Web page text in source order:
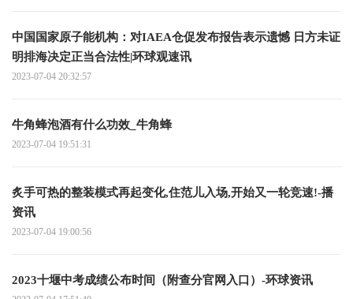
中国国家原子能机构：对IAEA仓促发布报告表示遗憾 日方未证
明排海决定正当合法性|环球观速讯
2023-07-04 20:32:57
牛角蜂泡酒有什么功效_牛角蜂
2023-07-04 19:51:31
炙手可热的整装模式再起变化,住范儿入场,开始又一轮竞速!-播
资讯
2023-07-04 19:00:56
2023十堰中考成绩公布时间（附查分官网入口）-环球资讯